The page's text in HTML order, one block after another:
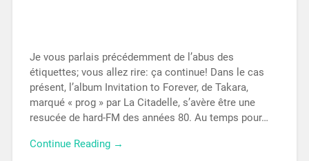
Je vous parlais précédemment de l’abus des
étiquettes; vous allez rire: ça continue! Dans le cas
présent, l’album Invitation to Forever, de Takara,
marqué « prog » par La Citadelle, s’avère être une
resucée de hard-FM des années 80. Au temps pour…
Continue Reading →